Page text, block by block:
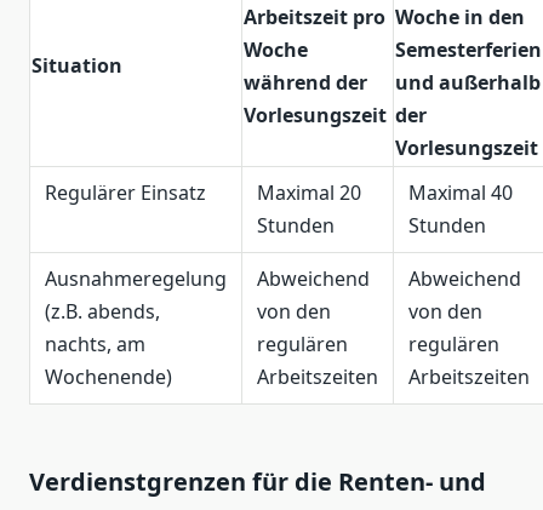
Situation
Arbeitszeit pro
Woche
während der
Vorlesungszeit
Woche in den
Semesterferien
und außerhalb
der
Vorlesungszeit
Regulärer Einsatz
Maximal 20
Stunden
Maximal 40
Stunden
Ausnahmeregelung
(z.B. abends,
nachts, am
Wochenende)
Abweichend
von den
regulären
Arbeitszeiten
Abweichend
von den
regulären
Arbeitszeiten
Verdienstgrenzen für die Renten- und